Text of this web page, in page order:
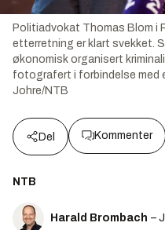
Politiadvokat Thomas Blom i
etterretning er klart svekket.
økonomisk organisert
fotografert i forbindelse med
Johre/NTB
Del Kommenter
NTB
Harald Brombach –